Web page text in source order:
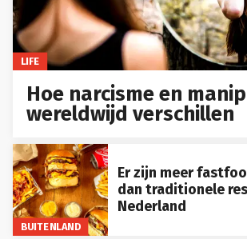
LIFE
Hoe narcisme en
wereldwijd verschillen
BUITENLAND
Er zijn meer
dan traditionele
Nederland